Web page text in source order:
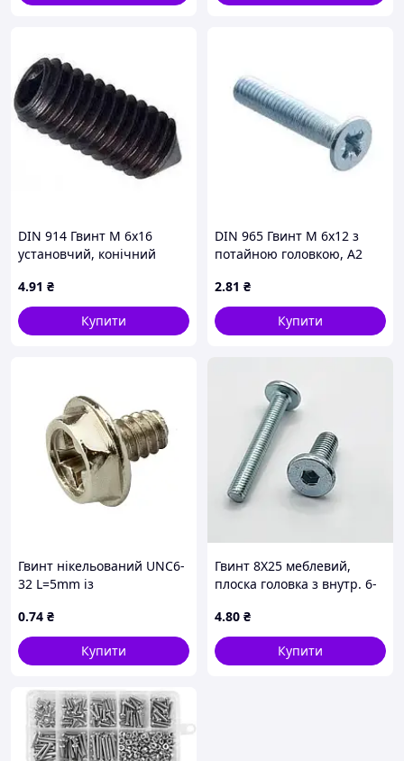
DIN 914 Гвинт М 6х16
установчий, конічний
4.91 ₴
Купити
DIN 965 Гвинт М 6х12 з
потайною головкою, А2
2.81 ₴
Купити
Гвинт нікельований UNC6-
32 L=5mm із
0.74 ₴
Купити
Гвинт 8Х25 меблевий,
плоска головка з внутр. 6-
S5
4.80 ₴
Купити